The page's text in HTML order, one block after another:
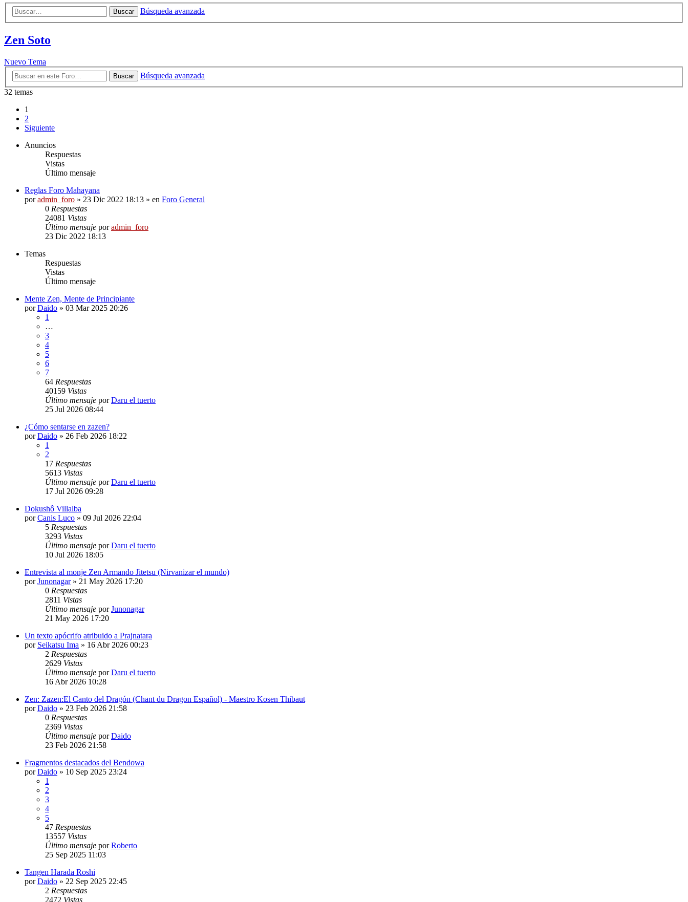
Buscar Búsqueda avanzada
Zen Soto
Nuevo Tema
Buscar
Búsqueda avanzada
32 temas
1
2
Siguiente
Anuncios
Respuestas
Vistas
Último mensaje
Reglas Foro Mahayana
poradmin_foro » 23 Dic 2022 18:13 » en Foro General
0 Respuestas
24081 Vistas
Último mensaje poradmin_foro
23 Dic 2022 18:13
Temas
Respuestas
Vistas
Último mensaje
Mente Zen, Mente de Principiante
porDaido » 03 Mar 2025 20:26
1
…
3
4
5
6
7
64 Respuestas
40159 Vistas
Último mensaje porDaru el tuerto
25 Jul 2026 08:44
¿Cómo sentarse en zazen?
porDaido » 26 Feb 2026 18:22
1
2
17 Respuestas
5613 Vistas
Último mensaje porDaru el tuerto
17 Jul 2026 09:28
Dokushô Villalba
porCanis Luco » 09 Jul 2026 22:04
5 Respuestas
3293 Vistas
Último mensaje porDaru el tuerto
10 Jul 2026 18:05
Entrevista al monje Zen Armando Jitetsu (Nirvanizar el mundo)
porJunonagar» 21 May 2026 17:20
0 Respuestas
2811 Vistas
Último mensaje porJunonagar
21 May 2026 17:20
Un texto apócrifo atribuido a Prajnatara
por Seikatsu Ima » 16 Abr 2026 00:23
2 Respuestas
2629 Vistas
Último mensaje porDaru el tuerto
16 Abr 2026 10:28
Zen: Zazen:El Canto del Dragón (Chant du Dragon Español) - Maestro Kosen Thibaut
porDaido » 23 Feb 2026 21:58
0 Respuestas
2369 Vistas
Último mensaje porDaido
23 Feb 2026 21:58
Fragmentos destacados del Bendowa
porDaido » 10 Sep 2025 23:24
1
2
3
4
5
47 Respuestas
13557 Vistas
Último mensaje porRoberto
25 Sep 2025 11:03
Tangen Harada Roshi
porDaido » 22 Sep 2025 22:45
2 Respuestas
2472 Vistas